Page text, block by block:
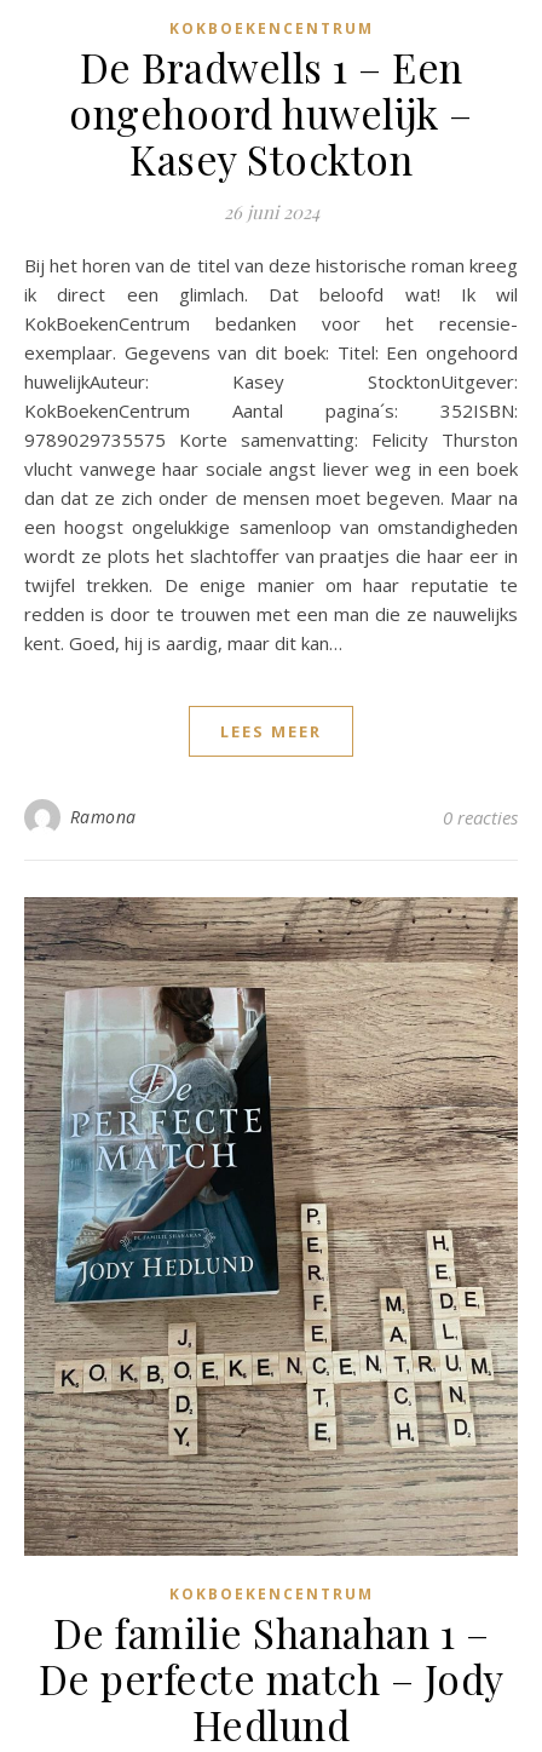
KOKBOEKENCENTRUM
De Bradwells 1 – Een
ongehoord huwelijk –
Kasey Stockton
26 juni 2024
Bij het horen van de titel van deze historische roman kreeg
ik direct een glimlach. Dat beloofd wat! Ik wil
KokBoekenCentrum bedanken voor het recensie-
exemplaar. Gegevens van dit boek: Titel: Een ongehoord
huwelijkAuteur: Kasey StocktonUitgever:
KokBoekenCentrum Aantal pagina´s: 352ISBN:
9789029735575 Korte samenvatting: Felicity Thurston
vlucht vanwege haar sociale angst liever weg in een boek
dan dat ze zich onder de mensen moet begeven. Maar na
een hoogst ongelukkige samenloop van omstandigheden
wordt ze plots het slachtoffer van praatjes die haar eer in
twijfel trekken. De enige manier om haar reputatie te
redden is door te trouwen met een man die ze nauwelijks
kent. Goed, hij is aardig, maar dit kan…
LEES MEER
Ramona 0 reacties
KOKBOEKENCENTRUM
De familie Shanahan 1 –
De perfecte match – Jody
Hedlund